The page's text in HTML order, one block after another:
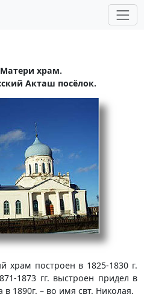
храм.
Акташ посёлок.
храм построен в 1825-1830 г.
1873 гг. выстроен придел в
в 1890г. – во имя свт. Николая.